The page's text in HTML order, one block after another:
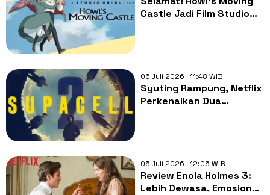
Castle Jadi Film Studio
06 Juli 2026 | 11:48 WIB
Syuting Rampung, Netflix
Perkenalkan Dua
05 Juli 2026 | 12:05 WIB
Review Enola Holmes 3:
Lebih Dewasa, Emosional,